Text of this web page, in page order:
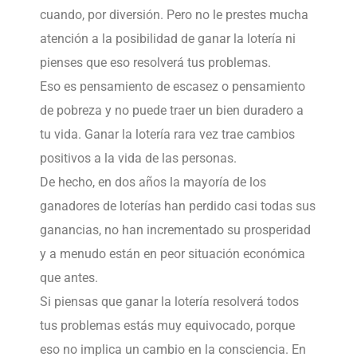
cuando, por diversión. Pero no le prestes mucha
atención a la posibilidad de ganar la lotería ni
pienses que eso resolverá tus problemas.
Eso es pensamiento de escasez o pensamiento
de pobreza y no puede traer un bien duradero a
tu vida. Ganar la lotería rara vez trae cambios
positivos a la vida de las personas.
De hecho, en dos años la mayoría de los
ganadores de loterías han perdido casi todas sus
ganancias, no han incrementado su prosperidad
y a menudo están en peor situación económica
que antes.
Si piensas que ganar la lotería resolverá todos
tus problemas estás muy equivocado, porque
eso no implica un cambio en la consciencia. En